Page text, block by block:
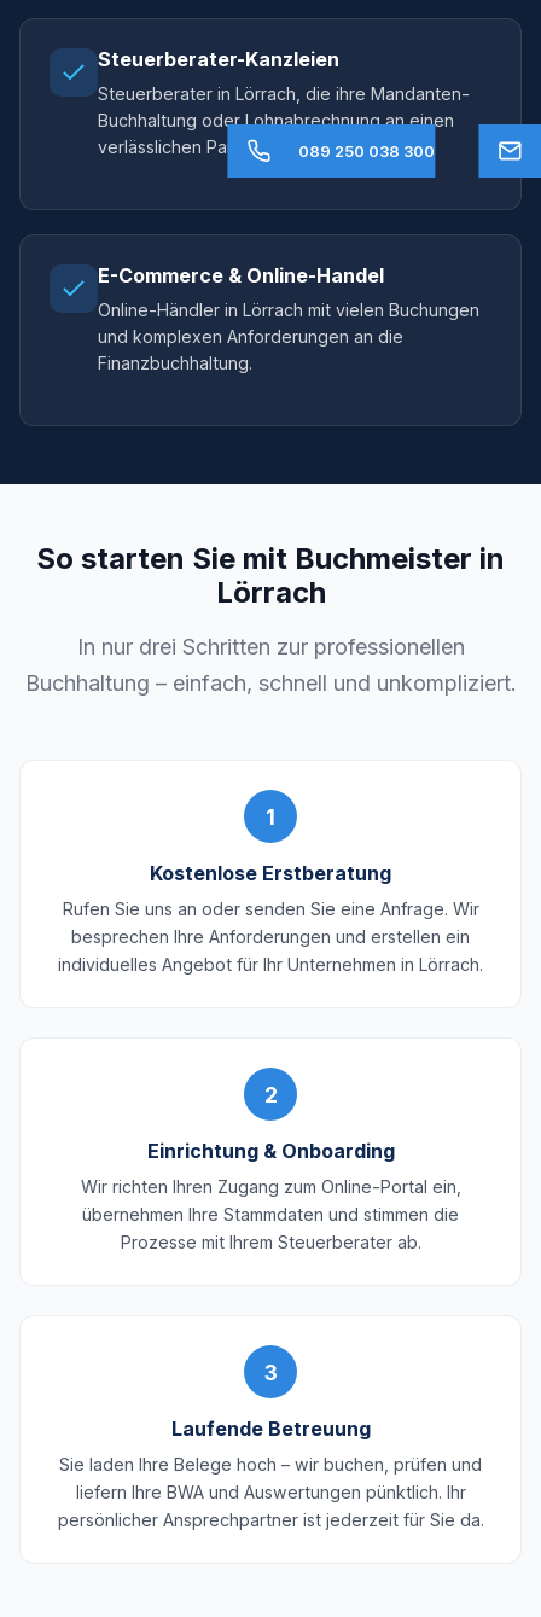
Steuerberater-Kanzleien
Steuerberater in Lörrach, die ihre Mandanten-
Buchhaltung oder Lohnabrechnung an einen
verlässlichen Partner auslagern möchten.
E-Commerce & Online-Handel
Online-Händler in Lörrach mit vielen Buchungen
und komplexen Anforderungen an die
Finanzbuchhaltung.
So starten Sie mit Buchmeister in
Lörrach
In nur drei Schritten zur professionellen
Buchhaltung – einfach, schnell und unkompliziert.
1
Kostenlose Erstberatung
Rufen Sie uns an oder senden Sie eine Anfrage. Wir
besprechen Ihre Anforderungen und erstellen ein
individuelles Angebot für Ihr Unternehmen in Lörrach.
2
Einrichtung & Onboarding
Wir richten Ihren Zugang zum Online-Portal ein,
übernehmen Ihre Stammdaten und stimmen die
Prozesse mit Ihrem Steuerberater ab.
3
Laufende Betreuung
Sie laden Ihre Belege hoch – wir buchen, prüfen und
liefern Ihre BWA und Auswertungen pünktlich. Ihr
persönlicher Ansprechpartner ist jederzeit für Sie da.
089 250 038 300